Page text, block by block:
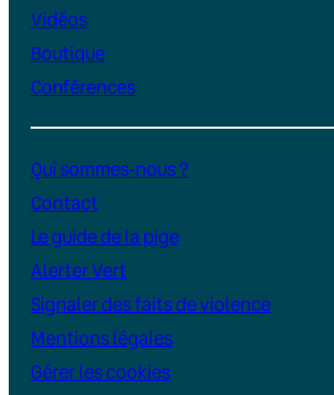
Vidéos
Boutique
Conférences
Qui sommes-nous ?
Contact
Le guide de la pige
Alerter Vert
Signaler des faits de violence
Mentions légales
Gérer les cookies